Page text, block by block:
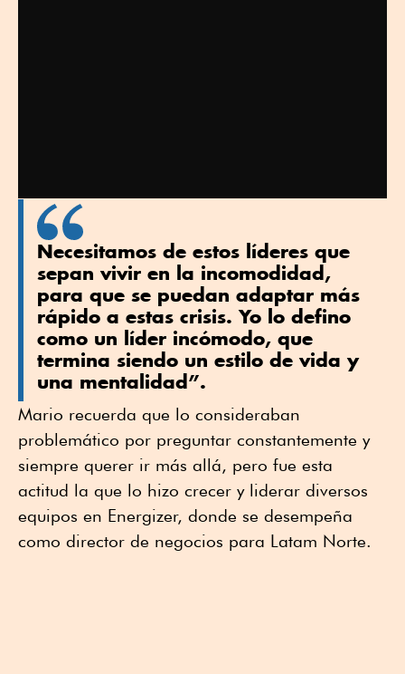
Necesitamos de estos líderes que
sepan vivir en la incomodidad,
para que se puedan adaptar más
rápido a estas crisis. Yo lo defino
como un líder incómodo, que
termina siendo un estilo de vida y
una mentalidad”.
Mario recuerda que lo consideraban
problemático por preguntar constantemente y
siempre querer ir más allá, pero fue esta
actitud la que lo hizo crecer y liderar diversos
equipos en Energizer, donde se desempeña
como director de negocios para Latam Norte.